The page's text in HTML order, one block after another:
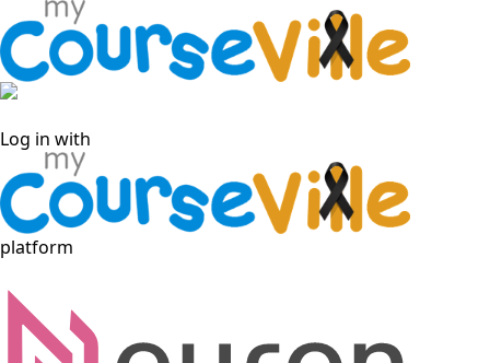
Log in with
platform